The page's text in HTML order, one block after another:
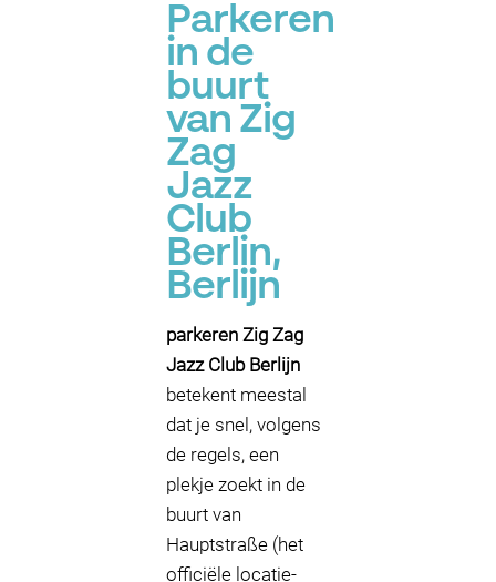
Parkeren
in de
buurt
van Zig
Zag
Jazz
Club
Berlin,
Berlijn
parkeren Zig Zag
Jazz Club Berlijn
betekent meestal
dat je snel, volgens
de regels, een
plekje zoekt in de
buurt van
Hauptstraße (het
officiële locatie-